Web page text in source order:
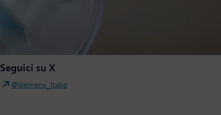
Seguici su X
@Siemens_Italia